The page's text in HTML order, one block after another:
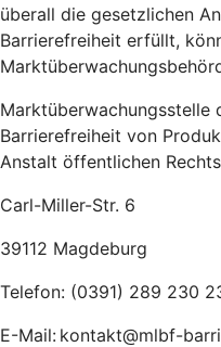
überall die gesetzlichen
Barrierefreiheit erfüllt,
Marktüberwachungsstelle
Barrierefreiheit von
Anstalt öffentlichen
Carl-Miller-Str. 6
39112 Magdeburg
Telefon: (0391) 289 230
E-Mail: kontakt@mlbf-